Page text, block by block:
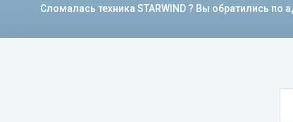
Сломалась техника STARWIND ? Вы обратились